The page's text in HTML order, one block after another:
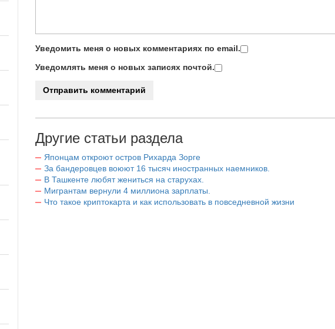
Уведомить меня о новых комментариях по email.
Уведомлять меня о новых записях почтой.
Другие статьи раздела
Японцам откроют остров Рихарда Зорге
За бандеровцев воюют 16 тысяч иностранных наемников.
В Ташкенте любят жениться на старухах.
Мигрантам вернули 4 миллиона зарплаты.
Что такое криптокарта и как использовать в повседневной жизни